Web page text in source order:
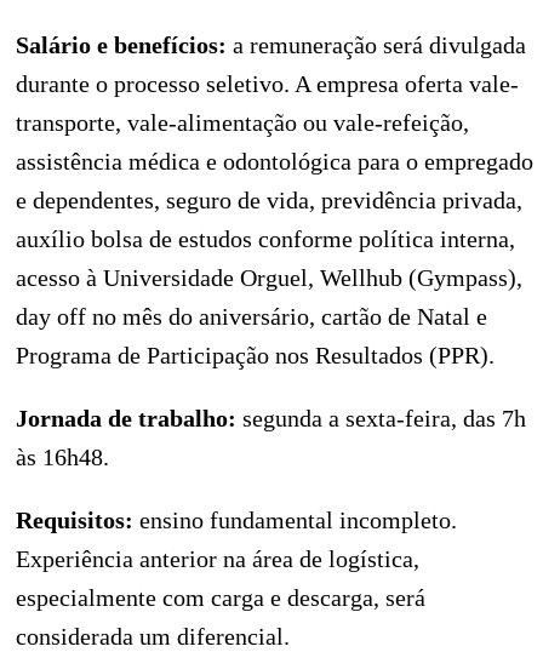
Salário e benefícios: a remuneração será divulgada
durante o processo seletivo. A empresa oferta vale-
transporte, vale-alimentação ou vale-refeição,
assistência médica e odontológica para o empregado
e dependentes, seguro de vida, previdência privada,
auxílio bolsa de estudos conforme política interna,
acesso à Universidade Orguel, Wellhub (Gympass),
day off no mês do aniversário, cartão de Natal e
Programa de Participação nos Resultados (PPR).
Jornada de trabalho: segunda a sexta-feira, das 7h
às 16h48.
Requisitos: ensino fundamental incompleto.
Experiência anterior na área de logística,
especialmente com carga e descarga, será
considerada um diferencial.